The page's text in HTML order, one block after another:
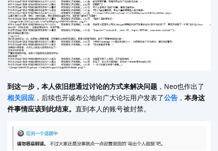
到这一步，本人依旧想通过讨论的方式来解决问题 ，Neo也作出了
相关回应 ，后续也开诚布公地向广大论坛用户发表了公告 ， 本身这
件事情应该到此结束。 直到本人的账号被封禁。